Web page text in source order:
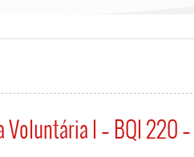
I – BQI 220